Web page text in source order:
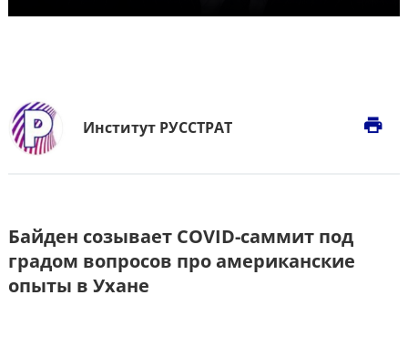
Институт РУССТРАТ print
Байден созывает COVID-саммит под
градом вопросов про американские
опыты в Ухане